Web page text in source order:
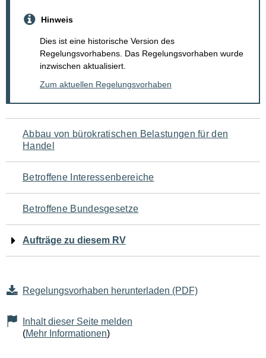
Hinweis
Dies ist eine historische Version des
Regelungsvorhabens. Das Regelungsvorhaben wurde
inzwischen aktualisiert.
Zum aktuellen Regelungsvorhaben
Navigation
für
den
Seiteninhalt
Abbau von bürokratischen Belastungen für den
Handel
Betroffene Interessenbereiche
Betroffene Bundesgesetze
Aufträge zu diesem RV
Regelungsvorhaben herunterladen (PDF)
Inhalt dieser Seite melden
(Mehr Informationen)